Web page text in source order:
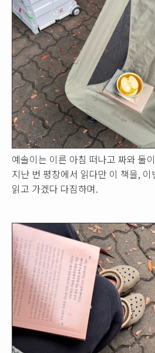
예솔이는 이른 아침 떠나고 짜와 둘
지난 번 평창에서 읽다만 이 책을,
읽고 가겠다 다짐하며.